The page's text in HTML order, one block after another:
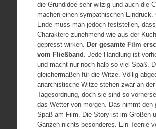
die Grundidee sehr witzig und auch die
machen einen sympathischen Eindruck.
Ende muss man jedoch feststellen,
Charaktere zunehmend wie aus der
gepresst wirken. Der gesamte Film
vom Fließband . Jede Handlung ist
und macht nur noch halb so viel Spaß.
gleichermaßen für die Witze. Völlig
anarchistische Witze stehen zwar an der
Tagesordnung, doch sie sind so
das Wetter von morgen. Das nimmt den
Spaß am Film. Die Story ist im Großen
Ganzen nichts besonderes. Ein Teenie